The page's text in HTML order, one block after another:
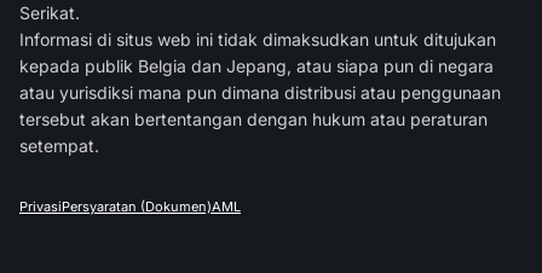
Serikat.
Informasi di situs web ini tidak dimaksudkan untuk ditujukan
kepada publik Belgia dan Jepang, atau siapa pun di negara
atau yurisdiksi mana pun dimana distribusi atau penggunaan
tersebut akan bertentangan dengan hukum atau peraturan
setempat.
PrivasiPersyaratan (Dokumen)AML